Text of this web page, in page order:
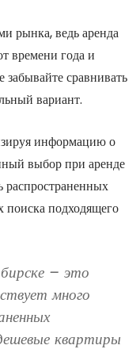
рынка, ведь аренда
времени года и
сравнивать
вариант.
информацию о
выбор при аренде
распространенных
подходящего
– это
много
квартиры